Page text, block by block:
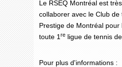
Le RSEQ Montréal est
collaborer avec le Club de
Prestige de Montréal
toute 1 re ligue de tennis
Pour plus d'informations :